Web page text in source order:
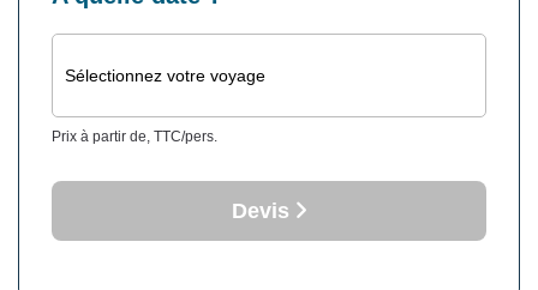
Sélectionnez votre voyage
Prix à partir de, TTC/pers.
Devis